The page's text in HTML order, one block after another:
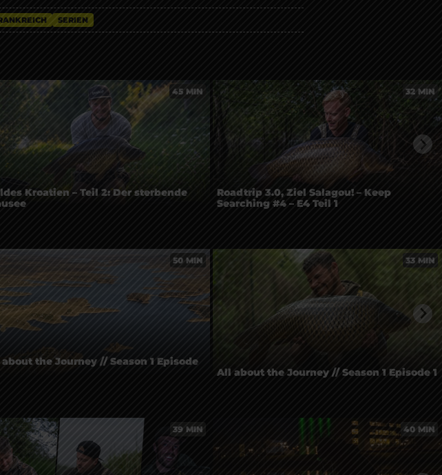
SERIEN
45 MIN
Kroatien – Teil 2: Der sterbende
32 MIN
Roadtrip 3.0, Ziel Salagou! – Keep
Searching #4 – E4 Teil 1
50 MIN
the Journey // Season 1 Episode
33 MIN
All about the Journey // Season 1 Episode 1
39 MIN 40 MIN